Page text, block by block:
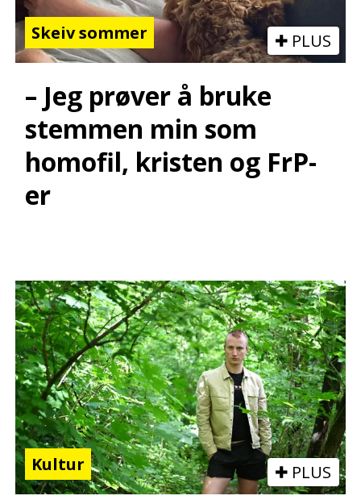
Skeiv sommer PLUS
– Jeg prøver å bruke
stemmen min som
homofil, kristen og FrP-
er
Kultur PLUS